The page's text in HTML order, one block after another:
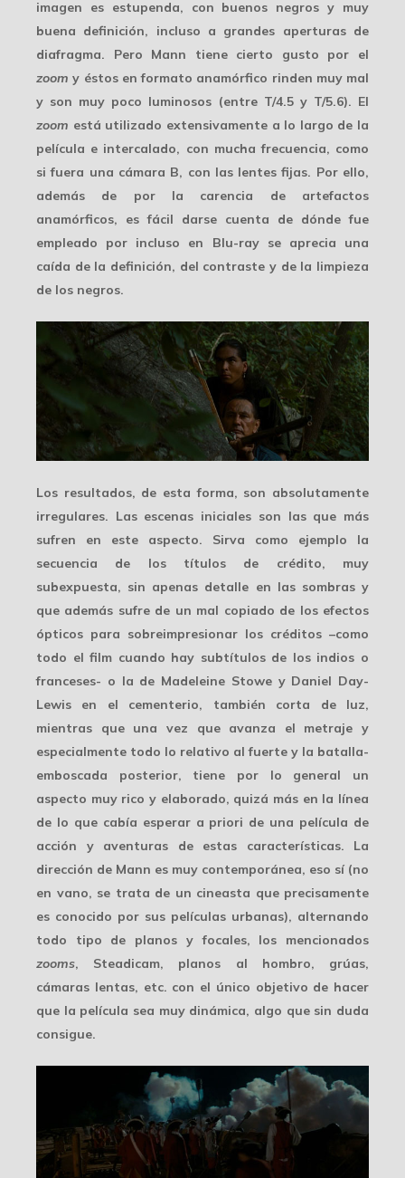
imagen es estupenda, con buenos negros y muy
buena definición, incluso a grandes aperturas de
diafragma. Pero Mann tiene cierto gusto por el
zoom y éstos en formato anamórfico rinden muy mal
y son muy poco luminosos (entre T/4.5 y T/5.6). El
zoom está utilizado extensivamente a lo largo de la
película e intercalado, con mucha frecuencia, como
si fuera una cámara B, con las lentes fijas. Por ello,
además de por la carencia de artefactos
anamórficos, es fácil darse cuenta de dónde fue
empleado por incluso en Blu-rayse aprecia una
caída de la definición, del contraste y de la limpieza
de los negros.
Los resultados, de esta forma, son absolutamente
irregulares. Las escenas iniciales son las que más
sufren en este aspecto. Sirva como ejemplo la
secuencia de los títulos de crédito, muy
subexpuesta, sin apenas detalle en las sombras y
que además sufre de un mal copiado de los efectos
ópticos para sobreimpresionar los créditos –como
todo el film cuando hay subtítulos de los indios o
franceses- o la de Madeleine Stowe y Daniel Day-
Lewis en el cementerio, también corta de luz,
mientras que una vez que avanza el metraje y
especialmente todo lo relativo al fuerte y la batalla-
emboscada posterior, tiene por lo general un
aspecto muy rico y elaborado, quizá más en la línea
de lo que cabía esperar a priori de una película de
acción y aventuras de estas características. La
dirección de Mann es muy contemporánea, eso sí (no
en vano, se trata de un cineasta que precisamente
es conocido por sus películas urbanas), alternando
todo tipo de planos y focales, los mencionados
zooms, Steadicam, planos al hombro, grúas,
cámaras lentas, etc. con el único objetivo de hacer
que la película sea muy dinámica, algo que sin duda
consigue.